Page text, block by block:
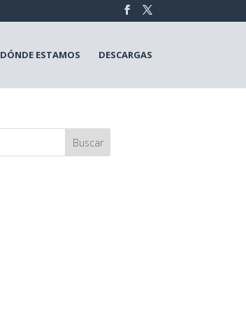
DÓNDE ESTAMOS DESCARGAS